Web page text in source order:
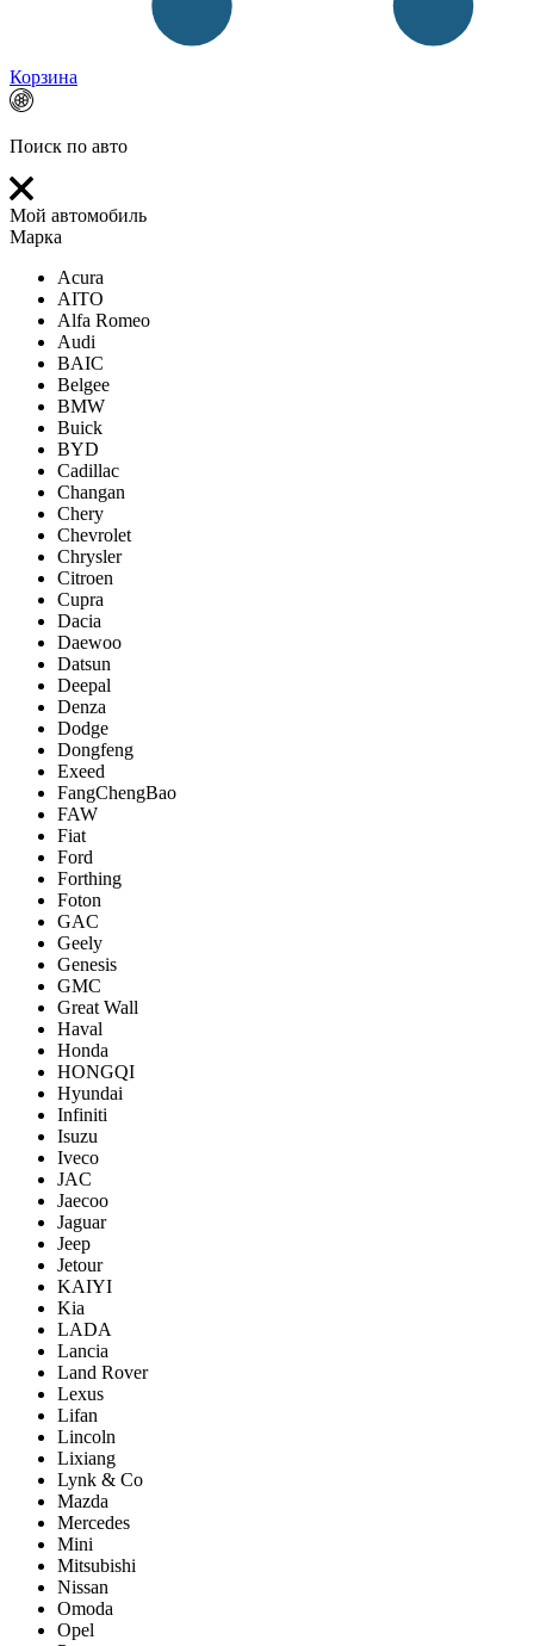
Корзина
Поиск по авто
Мой автомобиль
Марка
Acura
AITO
Alfa Romeo
Audi
BAIC
Belgee
BMW
Buick
BYD
Cadillac
Changan
Chery
Chevrolet
Chrysler
Citroen
Cupra
Dacia
Daewoo
Datsun
Deepal
Denza
Dodge
Dongfeng
Exeed
FangChengBao
FAW
Fiat
Ford
Forthing
Foton
GAC
Geely
Genesis
GMC
Great Wall
Haval
Honda
HONGQI
Hyundai
Infiniti
Isuzu
Iveco
JAC
Jaecoo
Jaguar
Jeep
Jetour
KAIYI
Kia
LADA
Lancia
Land Rover
Lexus
Lifan
Lincoln
Lixiang
Lynk & Co
Mazda
Mercedes
Mini
Mitsubishi
Nissan
Omoda
Opel